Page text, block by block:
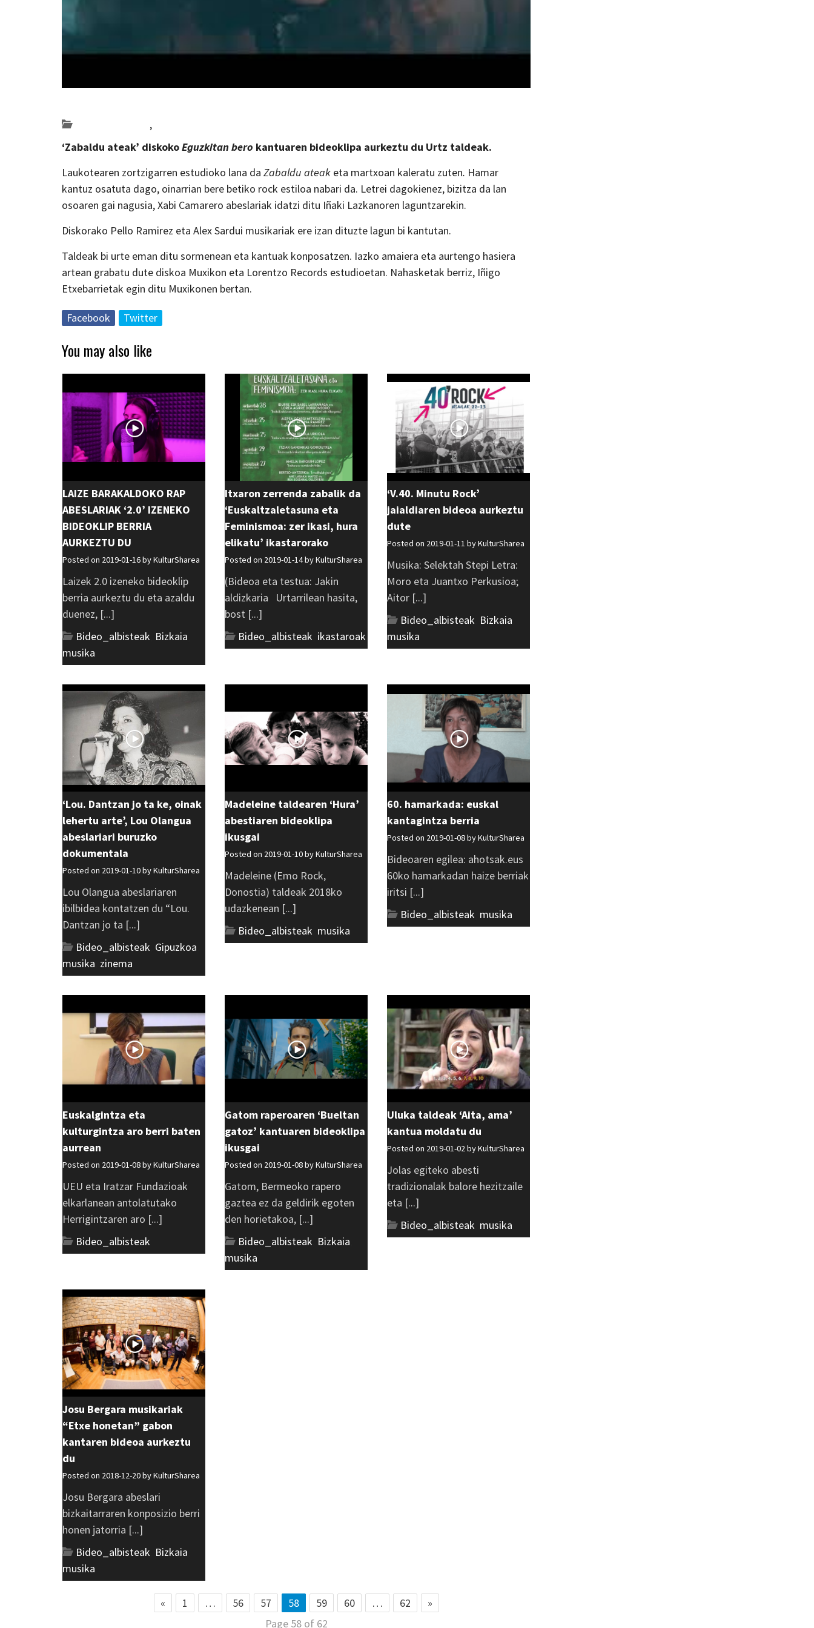
,
‘Zabaldu ateak’ diskokoEguzkitan bero kantuaren bideoklipa aurkeztu du Urtz taldeak.
Laukotearen zortzigarren estudioko lana da Zabaldu ateak eta martxoan kaleratu zuten. Hamar
kantuz osatuta dago, oinarrian bere betiko rock estiloa nabari da. Letrei dagokienez, bizitza da lan
osoaren gai nagusia, Xabi Camarero abeslariak idatzi ditu Iñaki Lazkanoren laguntzarekin.
Diskorako Pello Ramirez eta Alex Sardui musikariak ere izan dituzte lagun bi kantutan.
Taldeak bi urte eman ditu sormenean eta kantuak konposatzen. Iazko amaiera eta aurtengo hasiera
artean grabatu dute diskoa Muxikon eta Lorentzo Records estudioetan. Nahasketak berriz, Iñigo
Etxebarrietak egin ditu Muxikonen bertan.
Facebook Twitter
You may also like
LAIZE BARAKALDOKO RAP
ABESLARIAK ‘2.0’ IZENEKO
BIDEOKLIP BERRIA
AURKEZTU DU
Posted on 2019-01-16 byKulturSharea
Laizek 2.0 izeneko bideoklip
berria aurkeztu du eta azaldu
duenez, [...]
Bideo_albisteak Bizkaia
musika
Itxaron zerrenda zabalik da
‘Euskaltzaletasuna eta
Feminismoa: zer ikasi, hura
elikatu’ ikastarorako
Posted on 2019-01-14 byKulturSharea
(Bideoa eta testua: Jakin
aldizkaria Urtarrilean hasita,
bost [...]
Bideo_albisteak ikastaroak
‘V.40. Minutu Rock’
jaialdiaren bideoa aurkeztu
dute
Posted on 2019-01-11 byKulturSharea
Musika: Selektah Stepi Letra:
Moro eta Juantxo Perkusioa;
Aitor [...]
Bideo_albisteak Bizkaia
musika
‘Lou. Dantzan jo ta ke, oinak
lehertu arte’, Lou Olangua
abeslariari buruzko
dokumentala
Posted on 2019-01-10 byKulturSharea
Lou Olangua abeslariaren
ibilbidea kontatzen du “Lou.
Dantzan jo ta [...]
Bideo_albisteak Gipuzkoa
musika zinema
Madeleine taldearen ‘Hura’
abestiaren bideoklipa
ikusgai
Posted on 2019-01-10 byKulturSharea
Madeleine (Emo Rock,
Donostia) taldeak 2018ko
udazkenean [...]
Bideo_albisteak musika
60. hamarkada: euskal
kantagintza berria
Posted on 2019-01-08 byKulturSharea
Bideoaren egilea: ahotsak.eus
60ko hamarkadan haize berriak
iritsi [...]
Bideo_albisteak musika
Euskalgintza eta
kulturgintza aro berri baten
aurrean
Posted on 2019-01-08 byKulturSharea
UEU eta Iratzar Fundazioak
elkarlanean antolatutako
Herrigintzaren aro [...]
Bideo_albisteak
Gatom raperoaren ‘Bueltan
gatoz’ kantuaren bideoklipa
ikusgai
Posted on 2019-01-08 byKulturSharea
Gatom, Bermeoko rapero
gaztea ez da geldirik egoten
den horietakoa, [...]
Bideo_albisteak Bizkaia
musika
Uluka taldeak ‘Aita, ama’
kantua moldatu du
Posted on 2019-01-02 byKulturSharea
Jolas egiteko abesti
tradizionalak balore hezitzaile
eta [...]
Bideo_albisteak musika
Josu Bergara musikariak
“Etxe honetan” gabon
kantaren bideoa aurkeztu
du
Posted on 2018-12-20 byKulturSharea
Josu Bergara abeslari
bizkaitarraren konposizio berri
honen jatorria [...]
Bideo_albisteak Bizkaia
musika
« 1 … 56 57 58 59 60 … 62
»
Page 58 of 62